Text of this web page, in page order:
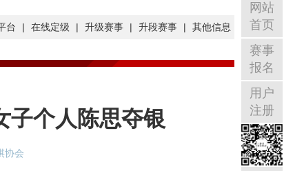
台 | 在线定级 | 升级赛事 | 升段赛事 | 其他信息
子个人陈思夺银
协会
网站
首页
赛事
报名
用户
注册